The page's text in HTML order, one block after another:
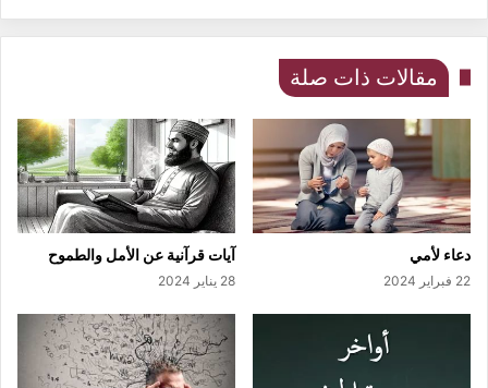
مقالات ذات صلة
دعاء لأمي
22 فبراير 2024
آيات قرآنية عن الأمل والطموح
28 يناير 2024